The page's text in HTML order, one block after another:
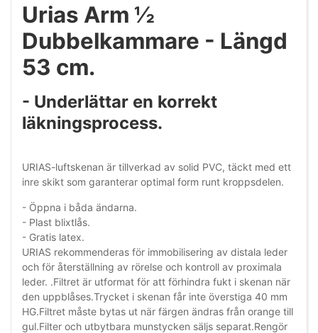
Urias Arm ½
Dubbelkammare - Längd
53 cm.
- Underlättar en korrekt
läkningsprocess.
URIAS-luftskenan är tillverkad av solid PVC, täckt med ett
inre skikt som garanterar optimal form runt kroppsdelen.
- Öppna i båda ändarna.
- Plast blixtlås.
- Gratis latex.
URIAS rekommenderas för immobilisering av distala leder
och för återställning av rörelse och kontroll av proximala
leder. .Filtret är utformat för att förhindra fukt i skenan när
den uppblåses.Trycket i skenan får inte överstiga 40 mm
HG.Filtret måste bytas ut när färgen ändras från orange till
gul.Filter och utbytbara munstycken säljs separat.Rengör